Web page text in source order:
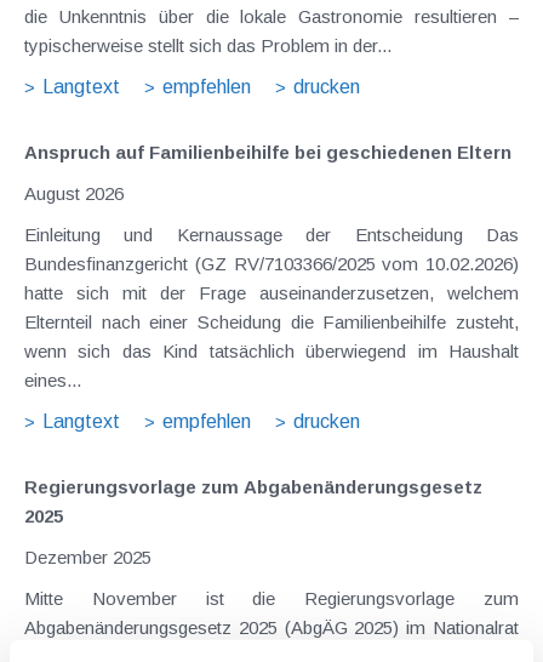
die Unkenntnis über die lokale Gastronomie resultieren –
typischerweise stellt sich das Problem in der...
Langtext
empfehlen drucken
Anspruch auf Familienbeihilfe bei geschiedenen Eltern
August 2026
Einleitung und Kernaussage der Entscheidung Das
Bundesfinanzgericht (GZ RV/7103366/2025 vom 10.02.2026)
hatte sich mit der Frage auseinanderzusetzen, welchem
Elternteil nach einer Scheidung die Familienbeihilfe zusteht,
wenn sich das Kind tatsächlich überwiegend im Haushalt
eines...
Langtext
empfehlen drucken
Regierungsvorlage zum Abgaben­änderungs­gesetz
2025
Dezember 2025
Mitte November ist die Regierungsvorlage zum
Abgabenänderungsgesetz 2025 (AbgÄG 2025) im Nationalrat